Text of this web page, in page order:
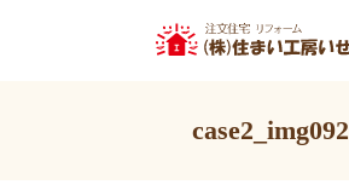
case2_img092